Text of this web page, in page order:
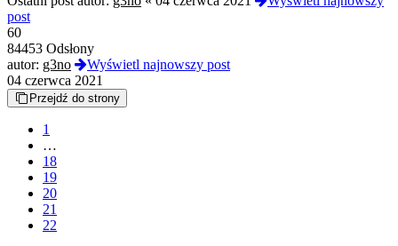
post
60
84453 Odsłony
autor: g3no
Wyświetl najnowszy post
04 czerwca 2021
Przejdź do strony
1
…
18
19
20
21
22